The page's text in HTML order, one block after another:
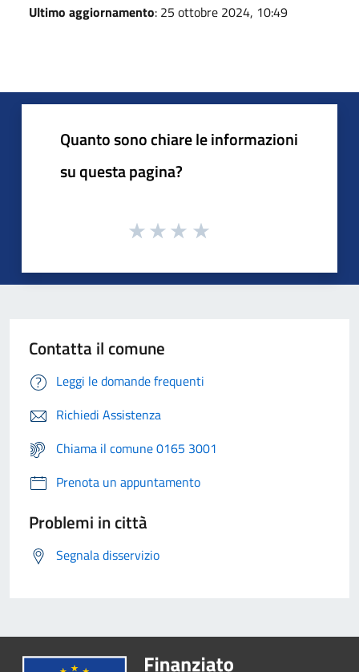
Ultimo aggiornamento: 25 ottobre 2024, 10:49
Quanto sono chiare le informazioni
su questa pagina?
Contatta il comune
Leggi le domande frequenti
Richiedi Assistenza
Chiama il comune 0165 3001
Prenota un appuntamento
Problemi in città
Segnala disservizio